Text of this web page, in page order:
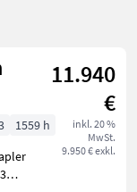
-
11.940
€
inkl. 20 %
MwSt.
9.950 € exkl.
1559 h